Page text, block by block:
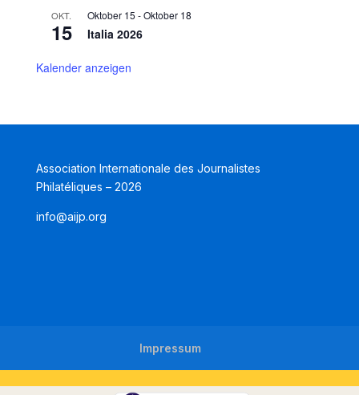
OKT.
15
Oktober 15 -Oktober 18
Italia 2026
Kalender anzeigen
Association Internationale des Journalistes
Philatéliques – 2026
info@aijp.org
Impressum